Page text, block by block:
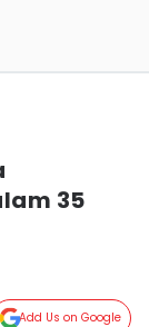
35
Add Us on Google